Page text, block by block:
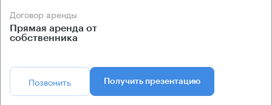
Договор аренды
Прямая аренда от
собственника
Позвонить Получить презентацию